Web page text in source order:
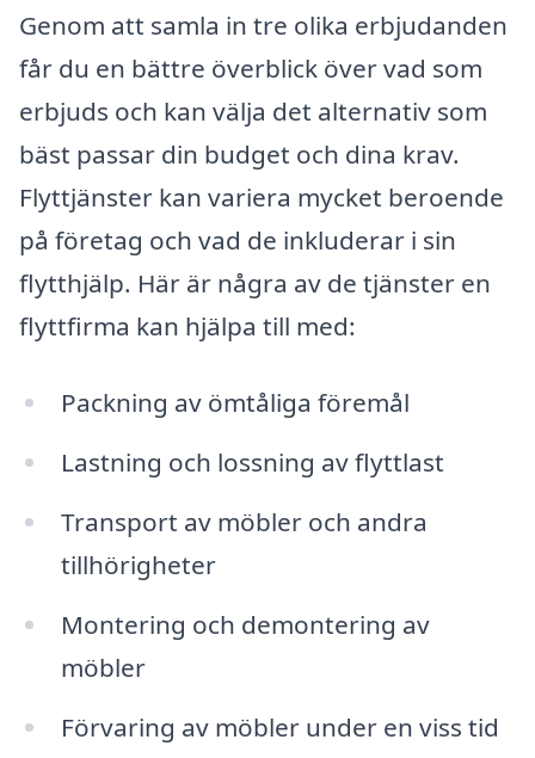
Genom att samla in tre olika erbjudanden
får du en bättre överblick över vad som
erbjuds och kan välja det alternativ som
bäst passar din budget och dina krav.
Flyttjänster kan variera mycket beroende
på företag och vad de inkluderar i sin
flytthjälp. Här är några av de tjänster en
flyttfirma kan hjälpa till med:
Packning av ömtåliga föremål
Lastning och lossning av flyttlast
Transport av möbler och andra
tillhörigheter
Montering och demontering av
möbler
Förvaring av möbler under en viss tid